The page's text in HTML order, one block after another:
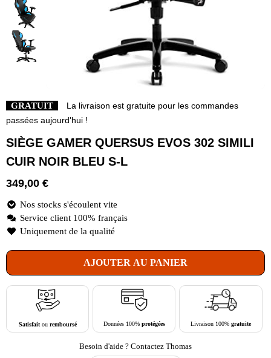
GRATUIT
La livraison est gratuite pour les commandes
passées aujourd'hui !
SIÈGE GAMER QUERSUS EVOS 302 SIMILI
CUIR NOIR BLEU S-L
349,00 €
Nos stocks s'écoulent vite
Service client 100% français
Uniquement de la qualité
AJOUTER AU PANIER
Satisfaitou remboursé Données 100% protégées Livraison 100%gratuite
Besoin d'aide ? Contactez Thomas